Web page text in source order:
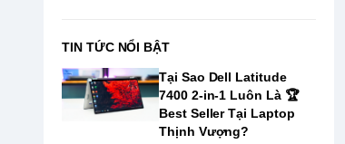
TIN TỨC NỔI BẬT
Tại Sao Dell Latitude
7400 2-in-1 Luôn Là ️🏆
Best Seller Tại Laptop
Thịnh Vượng?